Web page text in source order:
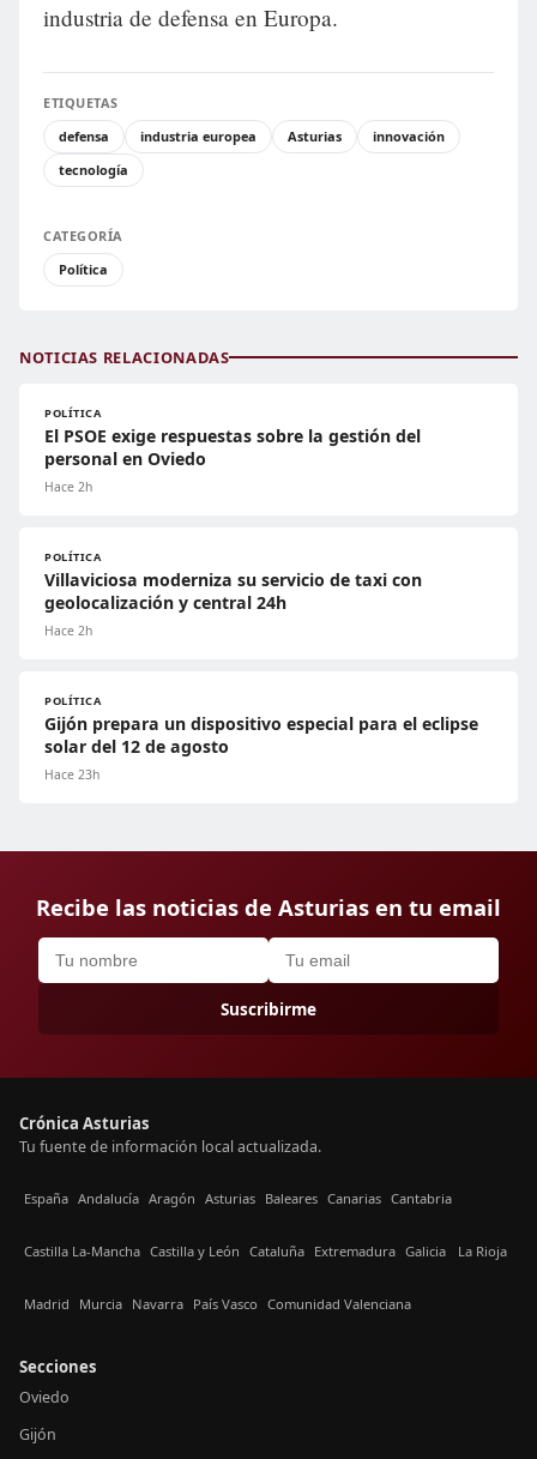
industria de defensa en Europa.
ETIQUETAS
defensa
industria europea Asturias
innovación
tecnología
CATEGORÍA
Política
NOTICIAS RELACIONADAS
POLÍTICA
El PSOE exige respuestas sobre la gestión del
personal en Oviedo
Hace 2h
POLÍTICA
Villaviciosa moderniza su servicio de taxi con
geolocalización y central 24h
Hace 2h
POLÍTICA
Gijón prepara un dispositivo especial para el eclipse
solar del 12 de agosto
Hace 23h
Recibe las noticias de Asturias en tu email
Suscribirme
Crónica Asturias
Tu fuente de información local actualizada.
España Andalucía Aragón Asturias Baleares Canarias Cantabria
Castilla La-Mancha Castilla y León Cataluña Extremadura Galicia La Rioja
Madrid Murcia Navarra País Vasco Comunidad Valenciana
Secciones
Oviedo
Gijón